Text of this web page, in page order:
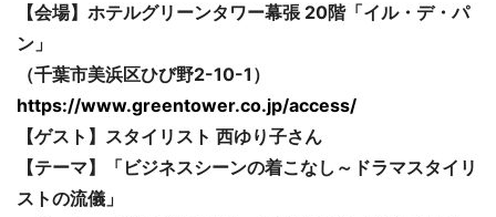
【会場】ホテルグリーンタワー幕張 20階「イル・デ・パ
ン」
（千葉市美浜区ひび野2-10-1）
https://www.greentower.co.jp/access/
【ゲスト】スタイリスト 西ゆり子さん
【テーマ】「ビジネスシーンの着こなし～ドラマスタイリ
ストの流儀」